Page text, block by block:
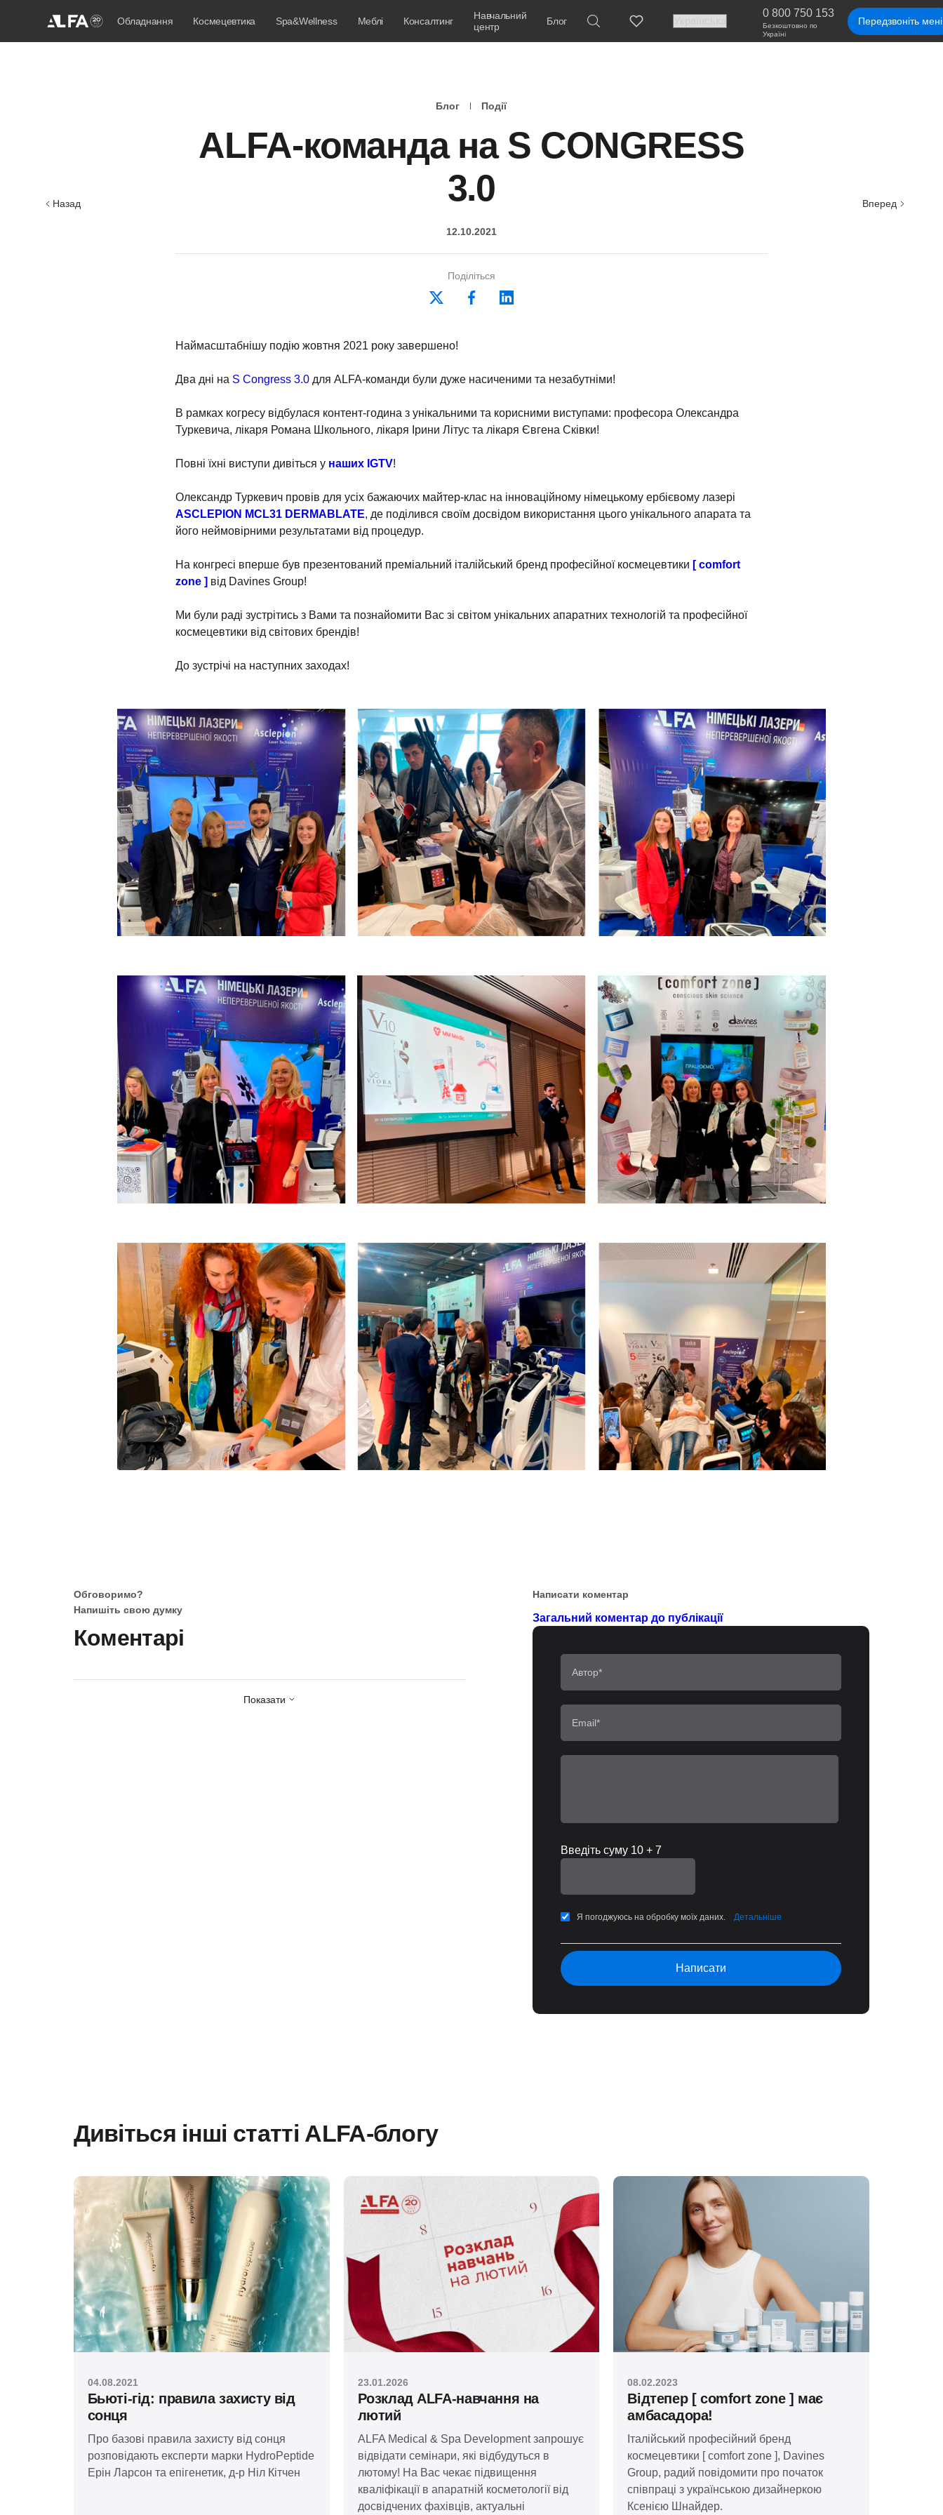
Обладнання Космецевтика Spa&Wellness Меблі Консалтинг
Навчальний
центр
Блог
0 800 750 153
Безкоштовно по
Україні
Передзвоніть мені
Блог Події
ALFA-команда на S CONGRESS
3.0
12.10.2021
Назад Вперед
Поділіться
Наймасштабнішу подію жовтня 2021 року завершено!
Два дні на S Congress 3.0для ALFA-команди були дуже насиченими та незабутніми!
В рамках когресу відбулася контент-година з унікальними та корисними виступами: професора Олександра
Туркевича, лікаря Романа Школьного, лікаря Ірини Літус та лікаря Євгена Сківки!
Повні їхні виступи дивіться у наших IGTV!
Олександр Туркевич провів для усіх бажаючих майтер-клас на інноваційному німецькому ербієвому лазері
ASCLEPION MCL31 DERMABLATE, де поділився своїм досвідом використання цього унікального апарата та
його неймовірними результатами від процедур.
На конгресі вперше був презентований преміальний італійський бренд професійної космецевтики [ comfort
zone ]від Davines Group!
Ми були раді зустрітись з Вами та познайомити Вас зі світом унікальних апаратних технологій та професійної
космецевтики від світових брендів!
До зустрічі на наступних заходах!
Обговоримо?
Напишіть свою думку
Коментарі
Показати
Написати коментар
Загальний коментар до публікації
Введіть суму 10 + 7
Я погоджуюсь на обробку моїх даних. Детальніше
Дивіться інші статті ALFA-блогу
04.08.2021
Бьюті-гід: правила захисту від
сонця
Про базові правила захисту від сонця
розповідають експерти марки HydroPeptide
Ерін Ларсон та епігенетик, д-р Ніл Кітчен
23.01.2026
Розклад ALFA-навчання на
лютий
ALFA Medical & Spa Development запрошує
відвідати семінари, які відбудуться в
лютому! На Вас чекає підвищення
кваліфікації в апаратній косметології від
досвідчених фахівців, актуальні
08.02.2023
Відтепер [ comfort zone ] має
амбасадора!
Італійський професійний бренд
космецевтики [ comfort zone ], Davines
Group, радий повідомити про початок
співпраці з українською дизайнеркою
Ксенією Шнайдер.